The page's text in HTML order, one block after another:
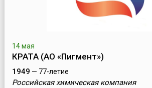
14 мая
КРАТА (АО «Пигмент»)
1949 — 77-летие
Российская химическая компания